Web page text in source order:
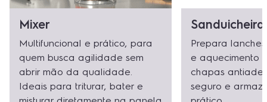
Mixer
Multifuncional e prático, para
quem busca agilidade sem
abrir mão da qualidade.
Ideais para triturar, bater e
Sanduicheira
Prepara
e aquecimento
chapas
seguro e